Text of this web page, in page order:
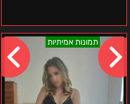
תמונות אמיתיות
חיפה
והסביבה-ויקטוריה